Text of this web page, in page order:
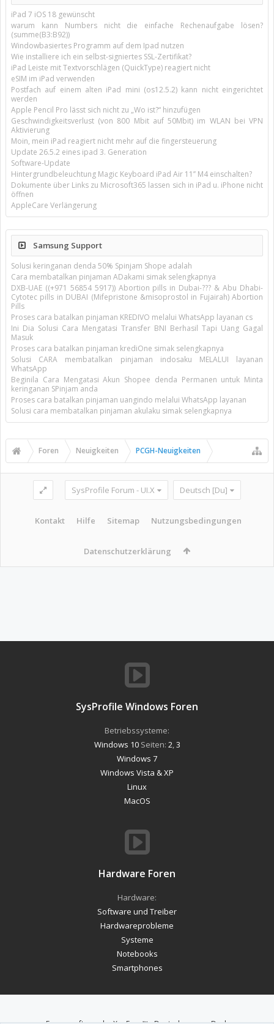
iPad 7 iOS 18 gewünscht
warum kann Numbers nicht die einfache Rechenaufgabe lösen?
(summe(B3:B92))
Windowbasiertes Programm auf dem Ipad nutzen
Wie installiere ich ein selbst-signiertes SSL-Zertifikat?
iPad Leiste mit Textvorschlägen (QuickType) reagiert nicht
eSIM im iPad verwenden
Postfach auf einem alten iPad mini (os12.5.2) kann nicht eingerichtet
werden
Apple Pencil Pro lässt sich nicht zu „Wo ist?“ hinzufügen
Geschwindigkeitsverlust (von 800 Mbit auf 50Mbit) im WLAN bei VPN
Aktivierung
Moin, mein iPad reagiert nicht mehr auf die fingersteuerung
Update 26.5.2 eines ipad 3. Generation
Software-Update
Hintergrundbeleuchtung Magic Keyboard iPad Air 11’’ M4 einschalten?
Dokumente über Links zu Microsoft365 lassen sich in iPad u. iPhone nicht
öffnen
AppleCare Verlängerung
Samsung Support
Solusi keringanan denda 50% Spinjam Shope adalah
Cara membatalkan pinjaman ADakami simak selengkapnya
DXB-UAE ((+971 56854 5917)) Abortion pills in Dubai-??? & Abu Dhabi-
Cytotec pills in DUBAI (Mifepristone &misoprostol in Fujairah) Abortion
Pills
Proses cara batalkan pinjaman KREDIVO melalui WhatsApp layanan cs
Ini Dia Solusi Cara Mengatasi Transfer BNI Berhasil Tapi Uang Gagal
Masuk
Proses cara batalkan pinjaman krediOne simak selengkapnya
Solusi CARA membatalkan pinjaman indosaku MELALUI layanan
WhatsApp
Beginila Cara Mengatasi Akun Shopee denda Permanen untuk Minta
keringanan SPinjam anda
Proses cara batalkan pinjaman uangindo melalui WhatsApp layanan
Solusi cara membatalkan pinjaman akulaku simak selengkapnya
Foren Neuigkeiten PCGH-Neuigkeiten
SysProfile Forum - UI.X Deutsch [Du]
Kontakt Hilfe Sitemap Nutzungsbedingungen
Datenschutzerklärung
SysProfile Windows Foren
Betriebssysteme:
Windows 10Seiten: 2 3
Windows 7
Windows Vista & XP
Linux
MacOS
Hardware Foren
Hardware:
Software und Treiber
Hardwareprobleme
Systeme
Notebooks
Smartphones